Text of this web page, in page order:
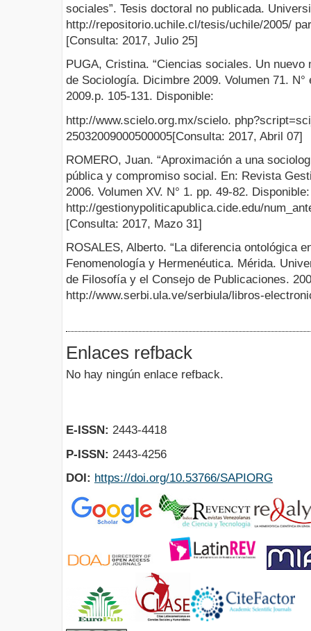
sociales”. Tesis doctoral no publicada.
http://repositorio.uchile.cl/tesis/uchile/2005/
[Consulta: 2017, Julio 25]
PUGA, Cristina. “Ciencias sociales. Un
de Sociología. Dicimbre 2009. Volumen 71.
2009.p. 105-131. Disponible:
http://www.scielo.org.mx/scielo.
25032009000500005[Consulta: 2017, Abril 07]
ROMERO, Juan. “Aproximación a una
pública y compromiso social. En: Revista
2006. Volumen XV. N° 1. pp. 49-82. Disponible:
http://gestionypoliticapublica.cide.edu/
[Consulta: 2017, Mazo 31]
ROSALES, Alberto. “La diferencia ontológica
Fenomenología y Hermenéutica. Mérida.
de Filosofía y el Consejo de Publicaciones.
http://www.serbi.ula.ve/serbiula/libros-
Enlaces refback
No hay ningún enlace refback.
E-ISSN: 2443-4418
P-ISSN: 2443-4256
DOI: https://doi.org/10.53766/SAPIORG